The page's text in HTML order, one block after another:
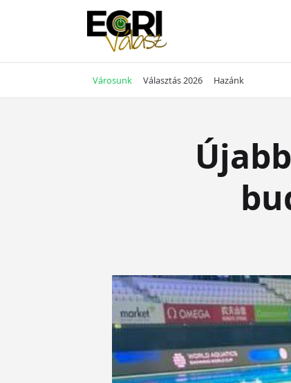
Városunk Választás 2026 Hazánk